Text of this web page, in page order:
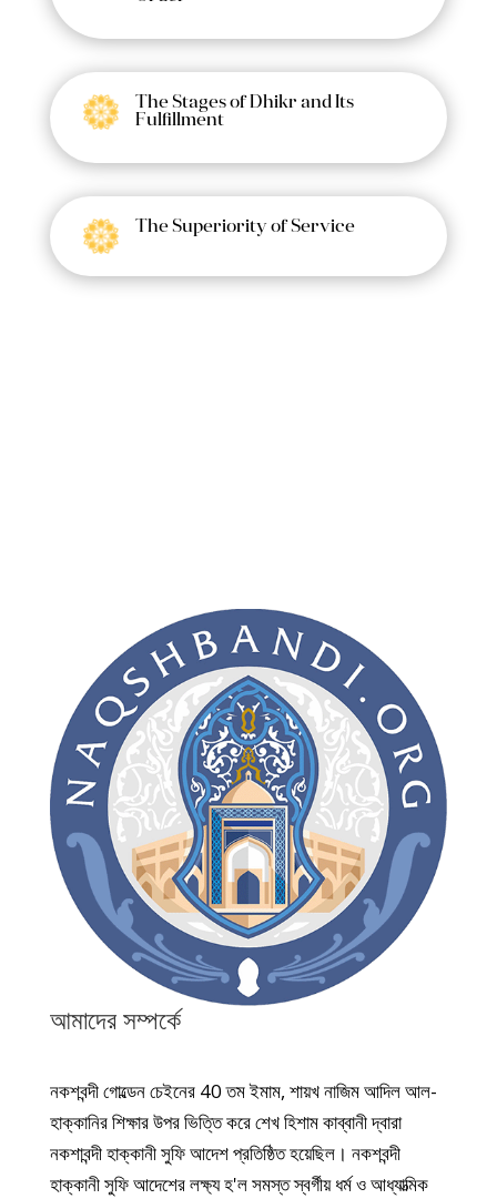
The Stages of Dhikr and Its
Fulfillment
The Superiority of Service
আমাদের সম্পর্কে
নকশবন্দী গোল্ডেন চেইনের 40 তম ইমাম, শায়খ নাজিম আদিল আল-
হাক্কানির শিক্ষার উপর ভিত্তি করে শেখ হিশাম কাব্বানী দ্বারা
নকশাবন্দী হাক্কানী সুফি আদেশ প্রতিষ্ঠিত হয়েছিল। নকশবন্দী
হাক্কানী সুফি আদেশের লক্ষ্য হ'ল সমস্ত স্বর্গীয় ধর্ম ও আধ্যাত্মিক